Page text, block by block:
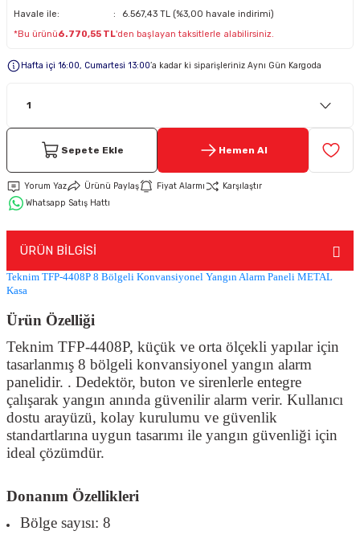
Keypad-Tuş Takımı Ürünler
Havale ile:
6.567,43 TL (%3,00 havale indirimi)
*Bu ürünü6.770,55 TL'den başlayan taksitlerle alabilirsiniz.
Hafta içi 16:00, Cumartesi 13:00’a kadar ki siparişleriniz Aynı Gün Kargoda
Sepete Ekle Hemen Al
Yorum Yaz Ürünü Paylaş Fiyat Alarmı
Karşılaştır
Whatsapp Satış Hattı
ÜRÜN BİLGİSİ
Teknim TFP-4408P 8 Bölgeli Konvansiyonel Yangın Alarm Paneli METAL
Kasa
Ürün Özelliği
Teknim TFP-4408P, küçük ve orta ölçekli yapılar için
tasarlanmış 8 bölgeli konvansiyonel yangın alarm
panelidir. . Dedektör, buton ve sirenlerle entegre
çalışarak yangın anında güvenilir alarm verir. Kullanıcı
dostu arayüzü, kolay kurulumu ve güvenlik
standartlarına uygun tasarımı ile yangın güvenliği için
ideal çözümdür.
Donanım Özellikleri
Bölge sayısı: 8